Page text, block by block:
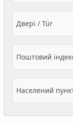
Двері / Tür
Поштовий
Населений